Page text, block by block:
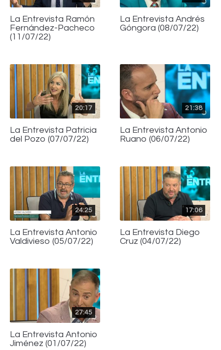
La Entrevista Ramón
Fernández-Pacheco
(11/07/22)
La Entrevista Andrés
Góngora (08/07/22)
20:17
La Entrevista Patricia
del Pozo (07/07/22)
21:38
La Entrevista Antonio
Ruano (06/07/22)
24:25
La Entrevista Antonio
Valdivieso (05/07/22)
17:06
La Entrevista Diego
Cruz (04/07/22)
27:45
La Entrevista Antonio
Jiménez (01/07/22)